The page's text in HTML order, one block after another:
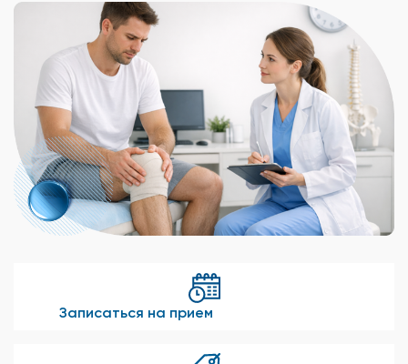
Записаться на прием